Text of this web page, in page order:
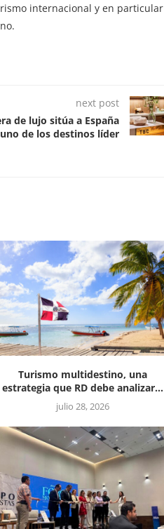
internacional y en particular
next post
de lujo sitúa a España
de los destinos líder
Turismo multidestino, una
estrategia que RD debe analizar...
julio 28, 2026